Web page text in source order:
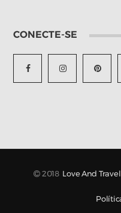
CONECTE-SE
2018 Love And Travel